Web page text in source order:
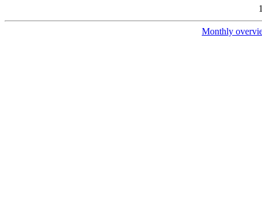
Monthly